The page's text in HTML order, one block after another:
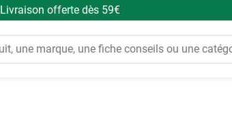
Livraison offerte dès 59€